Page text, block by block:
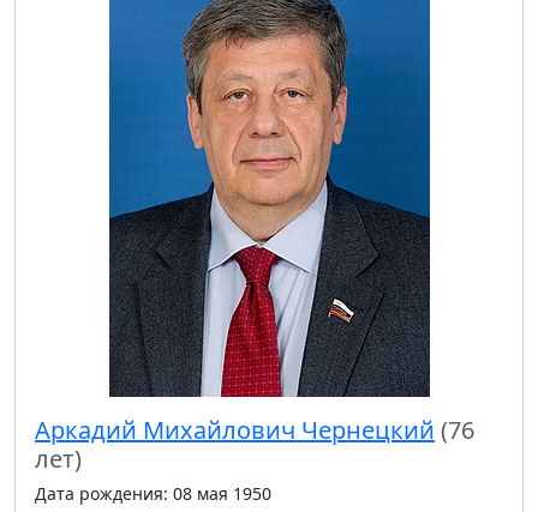
Аркадий Михайлович Чернецкий (76
лет)
Дата рождения: 08 мая 1950